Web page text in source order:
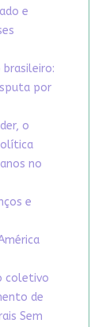
e
por
o
no
e
coletivo
de
Sem